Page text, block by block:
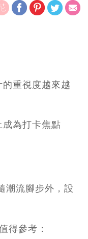
重視度越來越
為打卡焦點
潮流腳步外，設
得參考：